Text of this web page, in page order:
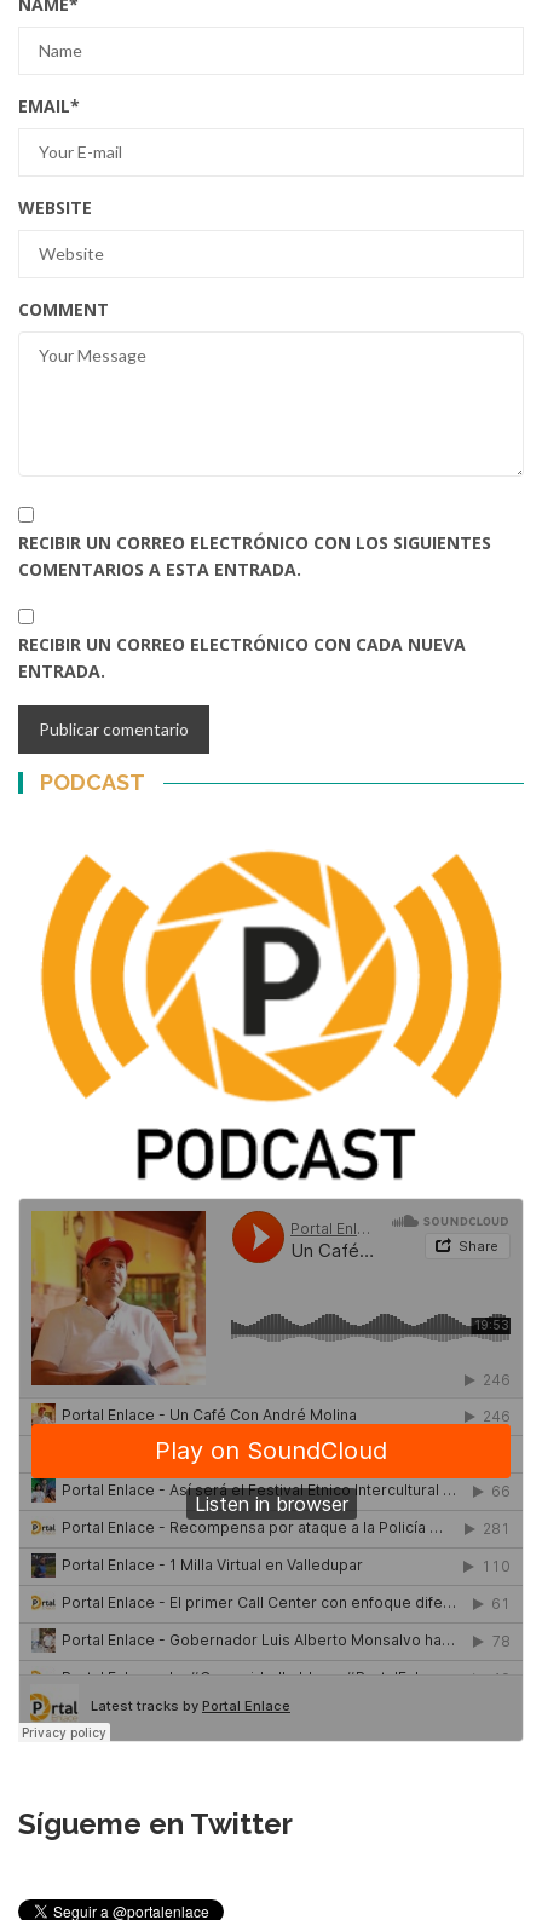
EMAIL*
WEBSITE
COMMENT
RECIBIR UN CORREO ELECTRÓNICO CON LOS SIGUIENTES
COMENTARIOS A ESTA ENTRADA.
RECIBIR UN CORREO ELECTRÓNICO CON CADA NUEVA
ENTRADA.
PODCAST
Sígueme en Twitter